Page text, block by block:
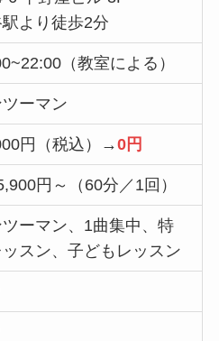
より徒歩2分
（教室による）
ーマン
円（税込）→0円
円～（60分／1回）
ーマン、1曲集中、特
ッスン、子どもレッスン